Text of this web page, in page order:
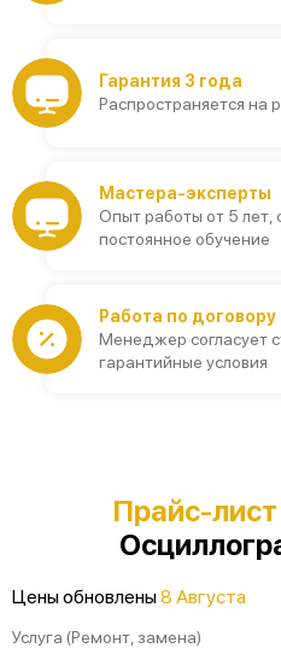
Гарантия 3 года
Распространяется на
Мастера-эксперты
Опыт работы от 5 лет,
постоянное обучение
Работа по договору
Менеджер согласует
гарантийные условия
Прайс-лист
Цены обновлены8 Августа
Услуга (Ремонт, замена)